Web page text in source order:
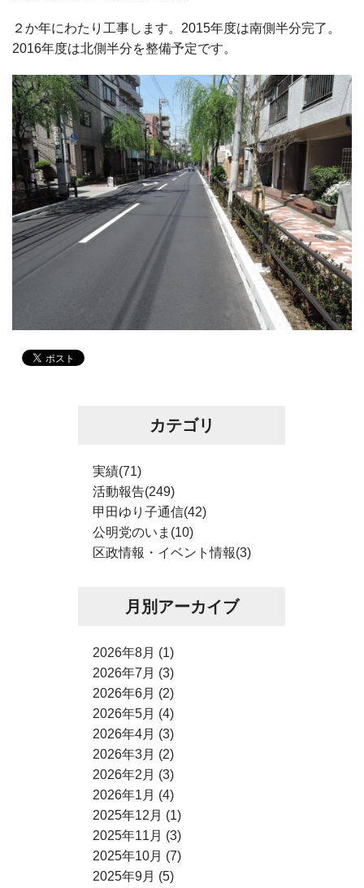
２か年にわたり工事します。2015年度は南側半分完了。
2016年度は北側半分を整備予定です。
カテゴリ
実績(71)
活動報告(249)
甲田ゆり子通信(42)
公明党のいま(10)
区政情報・イベント情報(3)
月別アーカイブ
2026年8月 (1)
2026年7月 (3)
2026年6月 (2)
2026年5月 (4)
2026年4月 (3)
2026年3月 (2)
2026年2月 (3)
2026年1月 (4)
2025年12月 (1)
2025年11月 (3)
2025年10月 (7)
2025年9月 (5)